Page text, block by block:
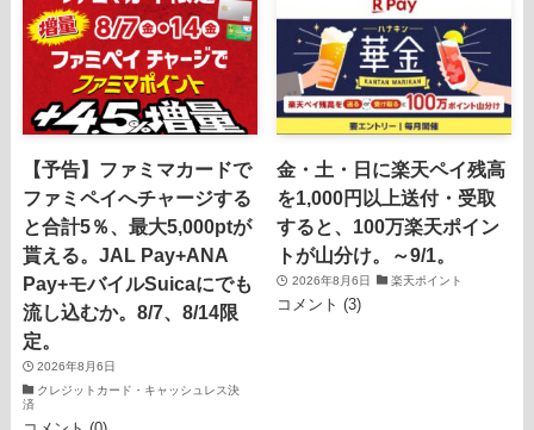
【予告】ファミマカードで
ファミペイへチャージする
と合計5％、最大5,000ptが
貰える。JAL Pay+ANA
Pay+モバイルSuicaにでも
流し込むか。8/7、8/14限
定。
2026年8月6日
クレジットカード・キャッシュレス決
済
金・土・日に楽天ペイ残高
を1,000円以上送付・受取
すると、100万楽天ポイン
トが山分け。～9/1。
2026年8月6日 楽天ポイント
コメント (3)